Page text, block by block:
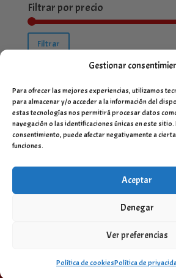
Gestionar
Para ofrecer las mejores experiencias, utilizamos
para almacenar y/o acceder a la información del
estas tecnologías nos permitirá procesar datos
navegación o las identificaciones únicas en este
consentimiento, puede afectar negativamente a
funciones.
Aceptar
Denegar
Ver preferencias
Política de cookiesPolítica de
Filtrar por precio
Filtrar
Servinet Sistemas y
devoluciones